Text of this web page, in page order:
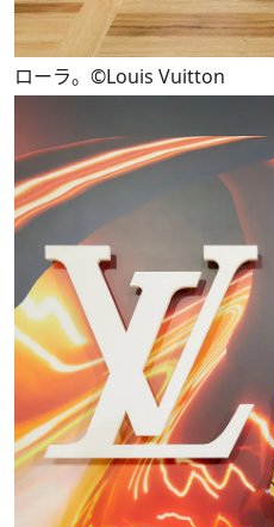
ローラ。©Louis Vuitton